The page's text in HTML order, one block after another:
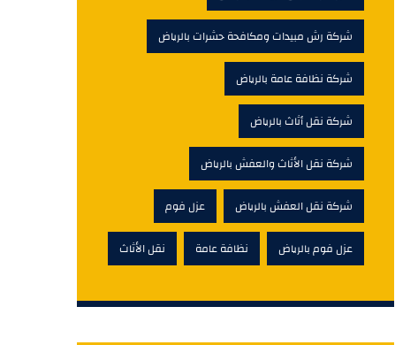
شركة رش مبيدات ومكافحة حشرات بالرياض
شركة نظافة عامة بالرياض
شركة نقل أثاث بالرياض
شركة نقل الأثاث والعفش بالرياض
شركة نقل العفش بالرياض عزل فوم
عزل فوم بالرياض نظافة عامة نقل الأثاث